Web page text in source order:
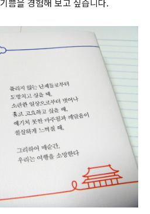
쁨을 경험해 보고 싶습니다.